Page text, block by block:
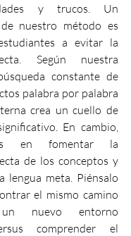
y trucos. Un
nuestro método es
a evitar la
Según nuestra
constante de
palabra por palabra
crea un cuello de
En cambio,
en fomentar la
de los conceptos y
lengua meta. Piénsalo
el mismo camino
nuevo entorno
comprender el